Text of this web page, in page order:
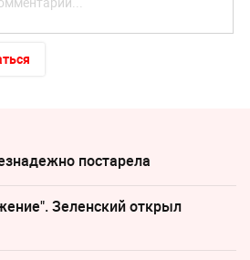
постарела
Зеленский открыл